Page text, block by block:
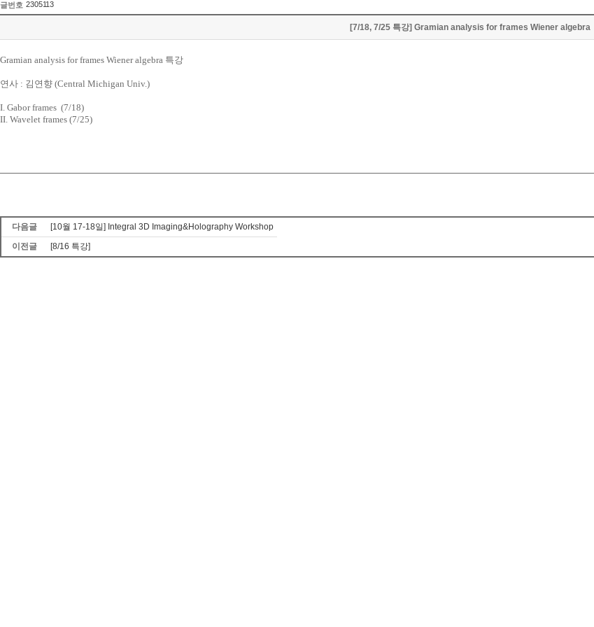
글번호 2305113
[7/18, 7/25 특강] Gramian analysis for frames Wiener algebra
Gramian analysis for frames Wiener algebra 특강
연사 : 김연향 (Central Michigan Univ.)
I. Gabor frames (7/18)
II. Wavelet frames (7/25)
다음글
[10월 17-18일] Integral 3D Imaging&Holography Workshop
이전글
[8/16 특강]